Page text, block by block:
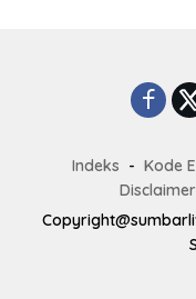
Indeks Kode
Disclaimer